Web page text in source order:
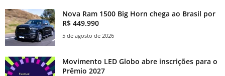
Nova Ram 1500 Big Horn chega ao Brasil por
R$ 449.990
5 de agosto de 2026
Movimento LED Globo abre inscrições para o
Prêmio 2027